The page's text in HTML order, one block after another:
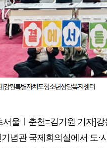
서울ㅣ춘천=김기원 기자]
념관 국제회의실에서 도·